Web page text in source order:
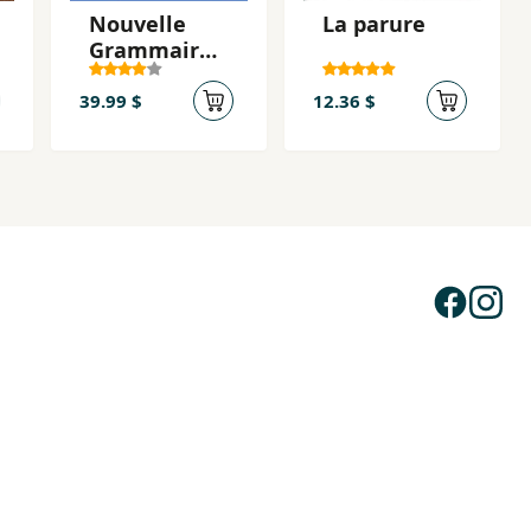
Nouvelle
Grammaire
en
dialogues.
39.99 $
La parure
12.36 $